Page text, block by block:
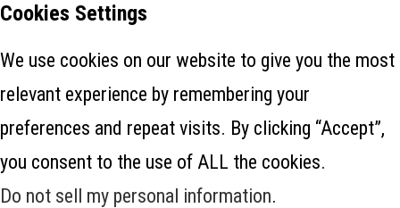
Cookies Settings
We use cookies on our website to give you the most
relevant experience by remembering your
preferences and repeat visits. By clicking “Accept”,
you consent to the use of ALL the cookies.
Do not sell my personal information.